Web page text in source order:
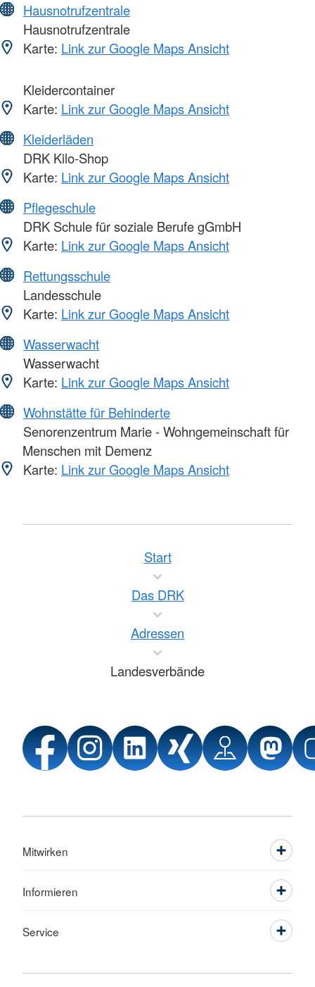
Hausnotrufzentrale
Hausnotrufzentrale
Karte: Link zur Google Maps Ansicht
Kleidercontainer
Karte: Link zur Google Maps Ansicht
Kleiderläden
DRK Kilo-Shop
Karte: Link zur Google Maps Ansicht
Pflegeschule
DRK Schule für soziale Berufe gGmbH
Karte: Link zur Google Maps Ansicht
Rettungsschule
Landesschule
Karte: Link zur Google Maps Ansicht
Wasserwacht
Wasserwacht
Karte: Link zur Google Maps Ansicht
Wohnstätte für Behinderte
Senorenzentrum Marie - Wohngemeinschaft für
Menschen mit Demenz
Karte: Link zur Google Maps Ansicht
Start
Das DRK
Adressen
Landesverbände
Mitwirken
Informieren
Service